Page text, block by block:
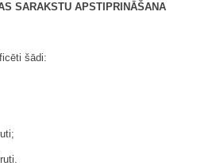
SARAKSTU APSTIPRINĀŠANA
šādi: